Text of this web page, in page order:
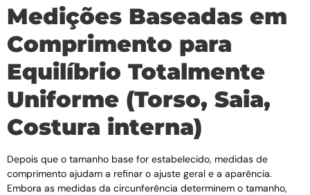
Medições Baseadas em
Comprimento para
Equilíbrio Totalmente
Uniforme (Torso, Saia,
Costura interna)
Depois que o tamanho base for estabelecido, medidas de
comprimento ajudam a refinar o ajuste geral e a aparência.
Embora as medidas da circunferência determinem o tamanho,